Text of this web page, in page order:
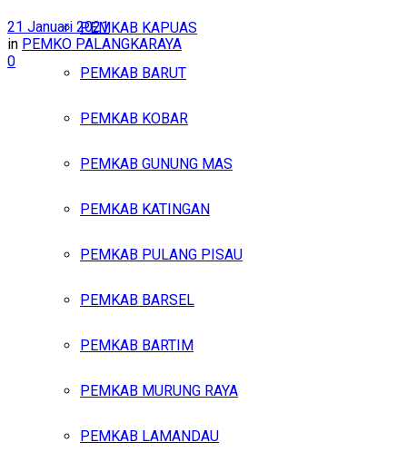
PEMKAB KAPUAS
PEMKAB BARUT
PEMKAB KOBAR
PEMKAB GUNUNG MAS
PEMKAB KATINGAN
PEMKAB PULANG PISAU
PEMKAB BARSEL
PEMKAB BARTIM
PEMKAB MURUNG RAYA
PEMKAB LAMANDAU
21 Januari 2021
in PEMKO PALANGKARAYA
0